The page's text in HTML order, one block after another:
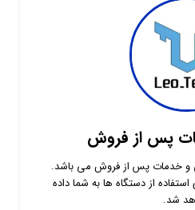
پس از فروش
و خدمات پس از فروش می باشد.
از دستگاه ها به شما داده
شد.